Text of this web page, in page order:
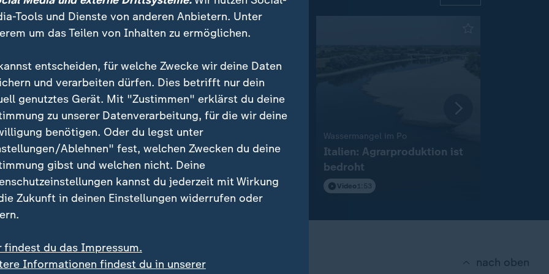
für Lkw:
Bilger
Aussetzung
1:48
Für Reisende aus Italien
Spanien führt
Grenzkontrollen ein
Video0:19
Wassermangel im Po
Italien: Agrarproduktion ist
bedroht
Video 1:53
nach oben
Tools und Dienste von anderen Anbietern. Unter
um das Teilen von Inhalten zu ermöglichen.
entscheiden, für welche Zwecke wir deine Daten
und verarbeiten dürfen. Dies betrifft nur dein
genutztes Gerät. Mit "Zustimmen" erklärst du deine
zu unserer Datenverarbeitung, für die wir deine
benötigen. Oder du legst unter
Ablehnen" fest, welchen Zwecken du deine
gibst und welchen nicht. Deine
kannst du jederzeit mit Wirkung
Zukunft in deinen Einstellungen widerrufen oder
findest du das Impressum.
Informationen findest du in unserer